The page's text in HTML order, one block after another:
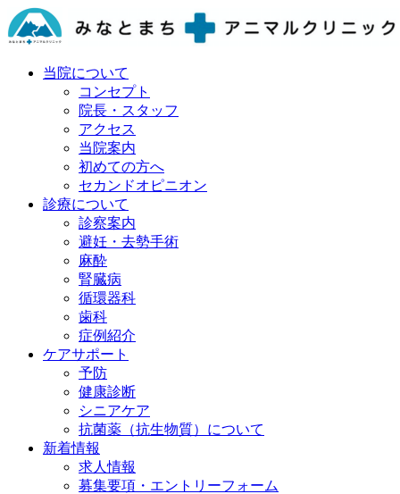
当院について
コンセプト
院長・スタッフ
アクセス
当院案内
初めての方へ
セカンドオピニオン
診療について
診察案内
避妊・去勢手術
麻酔
腎臓病
循環器科
歯科
症例紹介
ケアサポート
予防
健康診断
シニアケア
抗菌薬（抗生物質）について
新着情報
求人情報
募集要項・エントリーフォーム